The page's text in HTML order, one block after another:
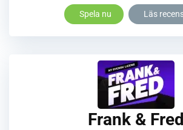
Spela nu Läs
Frank & Fred